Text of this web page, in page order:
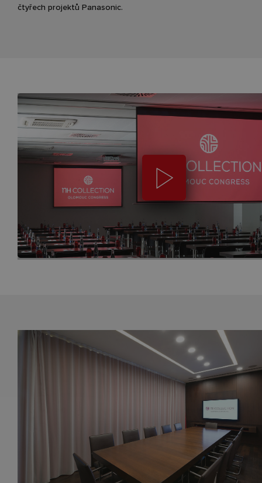
čtyřech projektů Panasonic.